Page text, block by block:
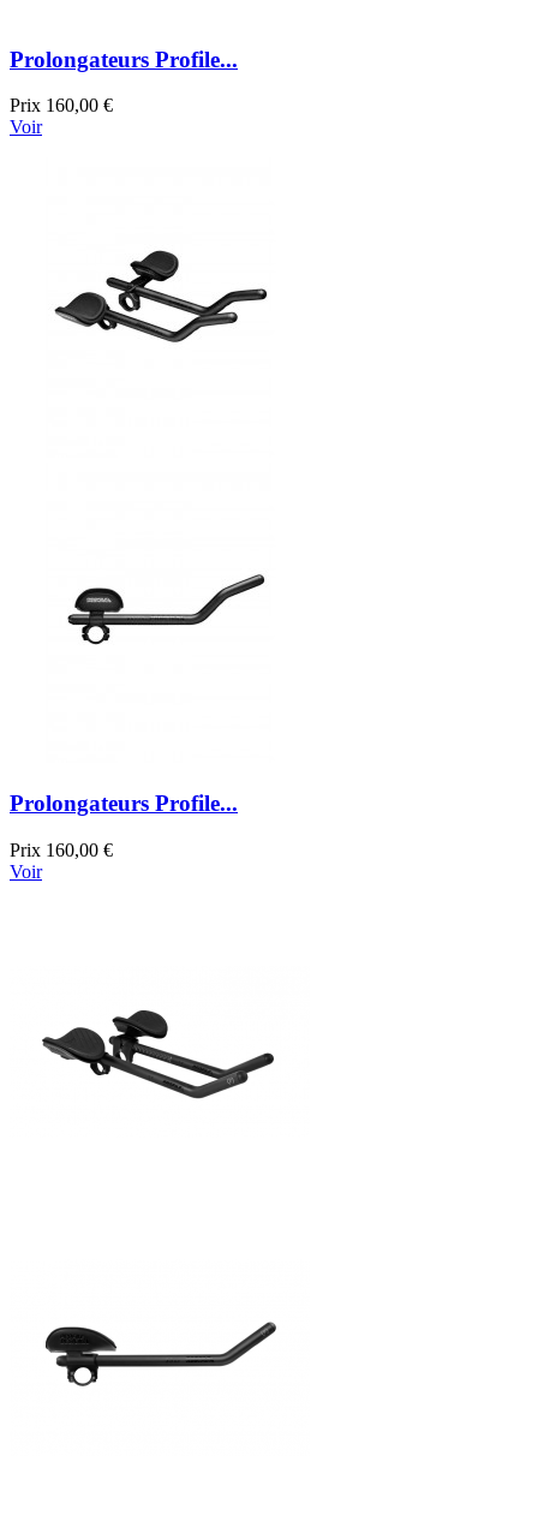
Prolongateurs Profile...
Prix 160,00 €
Voir
Prolongateurs Profile...
Prix 160,00 €
Voir